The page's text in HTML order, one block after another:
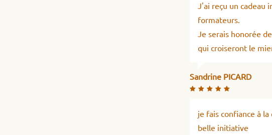
J'ai reçu un cadeau
formateurs.
Je serais honorée
qui croiseront le
Sandrine PICARD
je fais confiance à
belle initiative